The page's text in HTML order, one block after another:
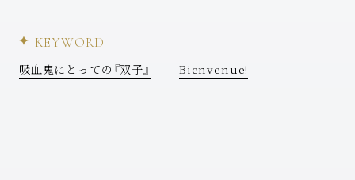
KEYWORD
吸血鬼にとっての『双子』 Bienvenue!